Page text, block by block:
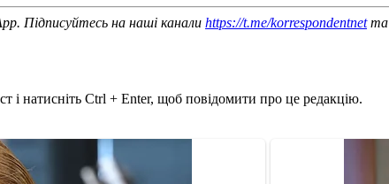
Підписуйтесь на наші канали https://t.me/korrespondentnetта
і натисніть Ctrl + Enter, щоб повідомити про це редакцію.